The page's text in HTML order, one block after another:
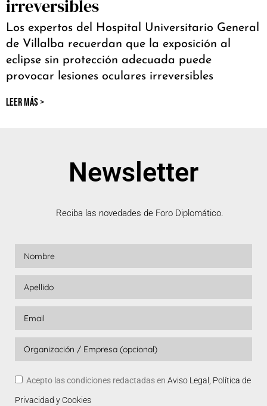
irreversibles
Los expertos del Hospital Universitario General
de Villalba recuerdan que la exposición al
eclipse sin protección adecuada puede
provocar lesiones oculares irreversibles
LEER MÁS >
Newsletter
Reciba las novedades de Foro Diplomático.
Acepto las condiciones redactadas en Aviso Legal, Política de
Privacidad y Cookies